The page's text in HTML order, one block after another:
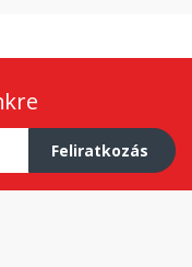
Feliratkozás